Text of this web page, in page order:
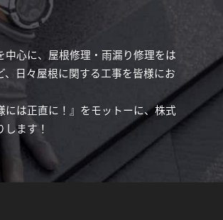
心に、屋根修理・雨漏り修理をは
日々屋根に関する工事を皆様にお
は正直に！』をモットーに、株式
ます！